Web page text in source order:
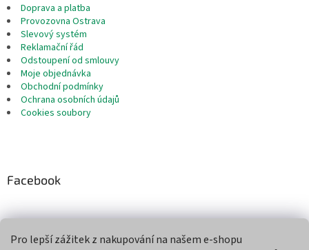
Pro lepší zážitek z nakupování na našem e-shopu
Doprava a platba
Provozovna Ostrava
Slevový systém
Reklamační řád
Odstoupení od smlouvy
Moje objednávka
Obchodní podmínky
Ochrana osobních údajů
Cookies soubory
Facebook
Přijímáme online platby